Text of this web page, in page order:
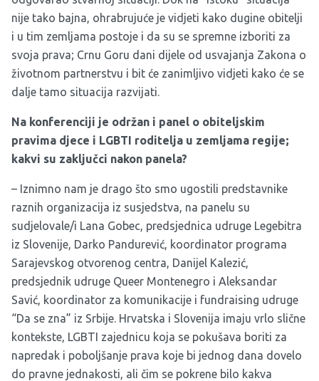
nije tako bajna, ohrabrujuće je vidjeti kako dugine obitelji
i u tim zemljama postoje i da su se spremne izboriti za
svoja prava; Crnu Goru dani dijele od usvajanja Zakona o
životnom partnerstvu i bit će zanimljivo vidjeti kako će se
dalje tamo situacija razvijati.
Na konferenciji je održan i panel o obiteljskim
pravima djece i LGBTI roditelja u zemljama regije;
kakvi su zaključci nakon panela?
– Iznimno nam je drago što smo ugostili predstavnike
raznih organizacija iz susjedstva, na panelu su
sudjelovale/i Lana Gobec, predsjednica udruge Legebitra
iz Slovenije, Darko Pandurević, koordinator programa
Sarajevskog otvorenog centra, Danijel Kalezić,
predsjednik udruge Queer Montenegro i Aleksandar
Savić, koordinator za komunikacije i fundraising udruge
“Da se zna” iz Srbije. Hrvatska i Slovenija imaju vrlo slične
kontekste, LGBTI zajednicu koja se pokušava boriti za
napredak i poboljšanje prava koje bi jednog dana dovelo
do pravne jednakosti, ali čim se pokrene bilo kakva